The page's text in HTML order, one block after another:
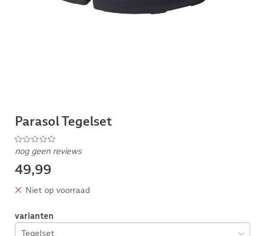
Parasol Tegelset
nog geen reviews
49,99
Niet op voorraad
varianten